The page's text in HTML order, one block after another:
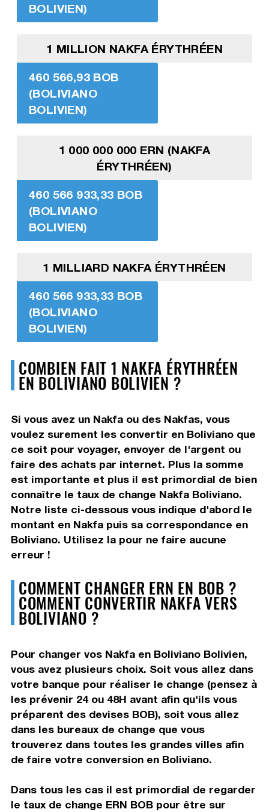
BOLIVIEN)
1 MILLION NAKFA ÉRYTHRÉEN
460 566,93 BOB
(BOLIVIANO
BOLIVIEN)
1 000 000 000 ERN (NAKFA
ÉRYTHRÉEN)
460 566 933,33 BOB
(BOLIVIANO
BOLIVIEN)
1 MILLIARD NAKFA ÉRYTHRÉEN
460 566 933,33 BOB
(BOLIVIANO
BOLIVIEN)
COMBIEN FAIT 1 NAKFA ÉRYTHRÉEN
EN BOLIVIANO BOLIVIEN ?
Si vous avez un Nakfa ou des Nakfas, vous
voulez surement les convertir en Boliviano que
ce soit pour voyager, envoyer de l'argent ou
faire des achats par internet. Plus la somme
est importante et plus il est primordial de bien
connaître le taux de change Nakfa Boliviano.
Notre liste ci-dessous vous indique d'abord le
montant en Nakfa puis sa correspondance en
Boliviano. Utilisez la pour ne faire aucune
erreur !
COMMENT CHANGER ERN EN BOB ?
COMMENT CONVERTIR NAKFA VERS
BOLIVIANO ?
Pour changer vos Nakfa en Boliviano Bolivien,
vous avez plusieurs choix. Soit vous allez dans
votre banque pour réaliser le change (pensez à
les prévenir 24 ou 48H avant afin qu'ils vous
préparent des devises BOB), soit vous allez
dans les bureaux de change que vous
trouverez dans toutes les grandes villes afin
de faire votre conversion en Boliviano.
Dans tous les cas il est primordial de regarder
le taux de change ERN BOB pour être sur